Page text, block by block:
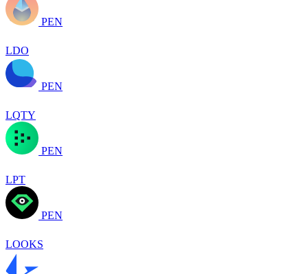
PEN
LDO
PEN
LQTY
PEN
LPT
PEN
LOOKS